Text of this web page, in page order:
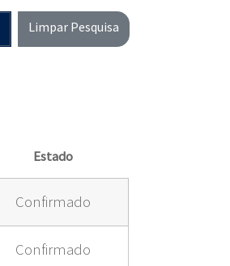
Limpar Pesquisa
Estado
Confirmado
Confirmado